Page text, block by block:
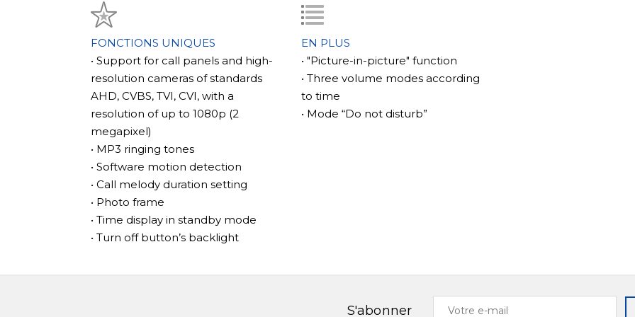
FONCTIONS UNIQUES
• Support for call panels and high-
resolution cameras of standards
AHD, CVBS, TVI, CVI, with a
resolution of up to 1080p (2
megapixel)
• MP3 ringing tones
• Software motion detection
• Call melody duration setting
• Photo frame
• Time display in standby mode
• Turn off button’s backlight
EN PLUS
• "Picture-in-picture" function
• Three volume modes according
to time
• Mode “Do not disturb”
S'abonner
Votre